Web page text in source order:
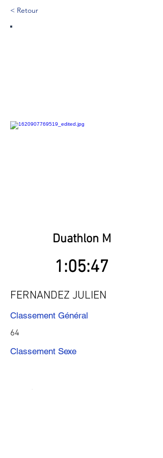
< Retour
Duathlon M
1:05:47
FERNANDEZ JULIEN
Classement Général
64
Classement Sexe
Précédent